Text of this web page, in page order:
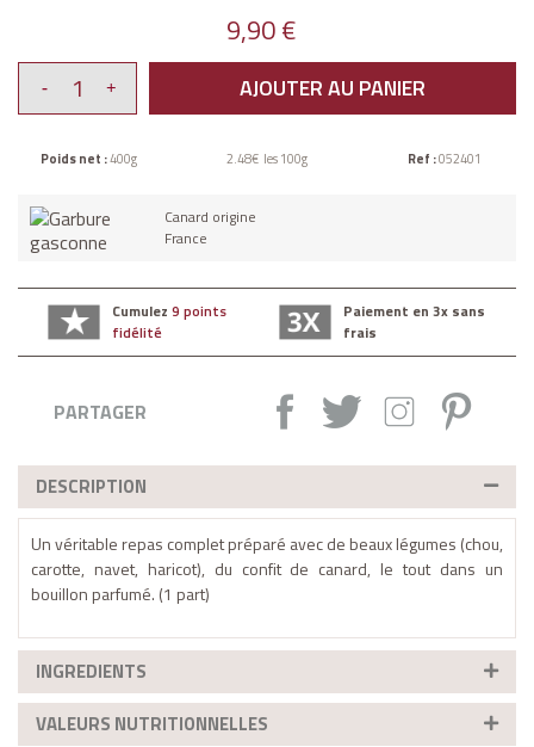
9,90 €
AJOUTER AU PANIER
Poids net :400g 2.48€ les 100g Ref :052401
Canard origine
France
Cumulez 9 points
fidélité
Paiement en 3x sans
frais
PARTAGER Partager :Tweet Instagram
DESCRIPTION
Un véritable repas complet préparé avec de beaux légumes (chou,
carotte, navet, haricot), du confit de canard, le tout dans un
bouillon parfumé. (1 part)
INGREDIENTS
VALEURS NUTRITIONNELLES